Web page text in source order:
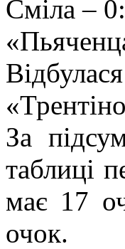
Сміла –
За
таблиці
має 17
очок.